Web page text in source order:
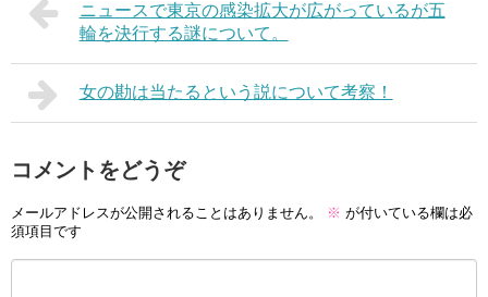
ニュースで東京の感染拡大が広がっているが五
輪を決行する謎について。
女の勘は当たるという説について考察！
コメントをどうぞ
メールアドレスが公開されることはありません。 ※ が付いている欄は必
須項目です